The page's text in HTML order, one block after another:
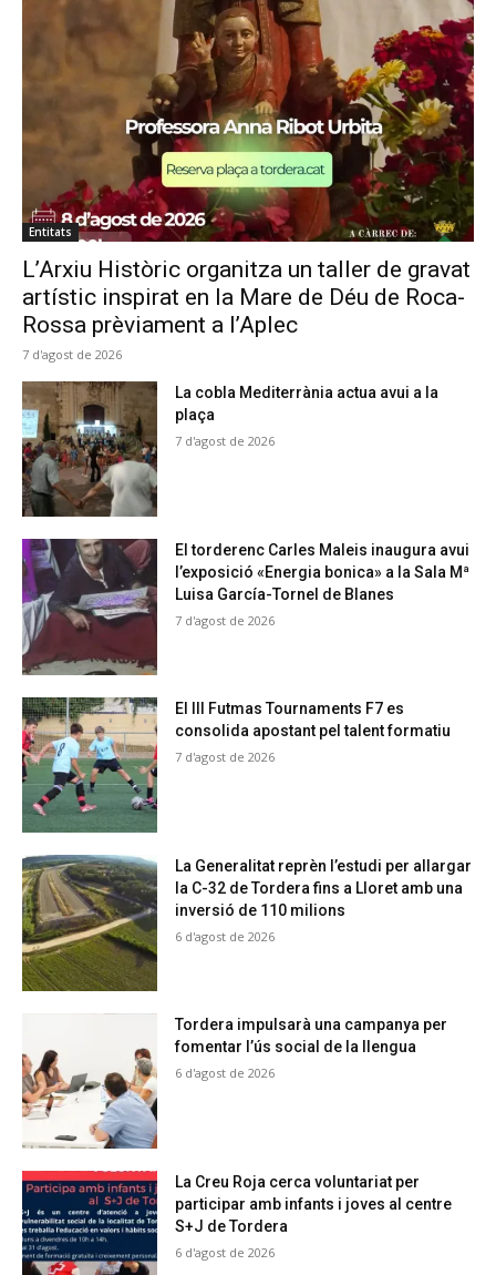
Entitats
L’Arxiu Històric organitza un taller de gravat
artístic inspirat en la Mare de Déu de Roca-
Rossa prèviament a l’Aplec
7 d'agost de 2026
La cobla Mediterrània actua avui a la
plaça
7 d'agost de 2026
El torderenc Carles Maleis inaugura avui
l’exposició «Energia bonica» a la Sala Mª
Luisa García-Tornel de Blanes
7 d'agost de 2026
El III Futmas Tournaments F7 es
consolida apostant pel talent formatiu
7 d'agost de 2026
La Generalitat reprèn l’estudi per allargar
la C-32 de Tordera fins a Lloret amb una
inversió de 110 milions
6 d'agost de 2026
Tordera impulsarà una campanya per
fomentar l’ús social de la llengua
6 d'agost de 2026
La Creu Roja cerca voluntariat per
participar amb infants i joves al centre
S+J de Tordera
6 d'agost de 2026